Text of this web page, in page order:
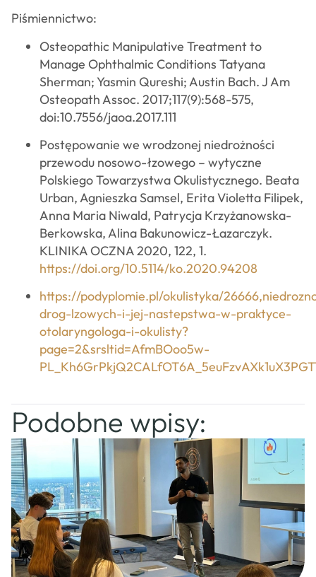
Piśmiennictwo:
Osteopathic Manipulative Treatment to
Manage Ophthalmic Conditions Tatyana
Sherman; Yasmin Qureshi; Austin Bach. J Am
Osteopath Assoc. 2017;117(9):568-575,
doi:10.7556/jaoa.2017.111
Postępowanie we wrodzonej niedrożności
przewodu nosowo-łzowego – wytyczne
Polskiego Towarzystwa Okulistycznego. Beata
Urban, Agnieszka Samsel, Erita Violetta Filipek,
Anna Maria Niwald, Patrycja Krzyżanowska-
Berkowska, Alina Bakunowicz-Łazarczyk.
KLINIKA OCZNA 2020, 122, 1.
https://doi.org/10.5114/ko.2020.94208
https://podyplomie.pl/okulistyka/
drog-lzowych-i-jej-nastepstwa-w-praktyce-
otolaryngologa-i-okulisty?
page=2&srsltid=AfmBOoo5w-
Podobne wpisy: